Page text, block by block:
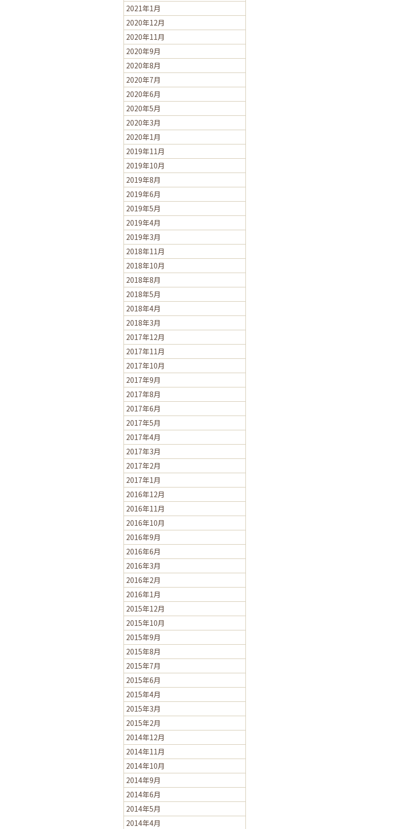
2021年1月
2020年12月
2020年11月
2020年9月
2020年8月
2020年7月
2020年6月
2020年5月
2020年3月
2020年1月
2019年11月
2019年10月
2019年8月
2019年6月
2019年5月
2019年4月
2019年3月
2018年11月
2018年10月
2018年8月
2018年5月
2018年4月
2018年3月
2017年12月
2017年11月
2017年10月
2017年9月
2017年8月
2017年6月
2017年5月
2017年4月
2017年3月
2017年2月
2017年1月
2016年12月
2016年11月
2016年10月
2016年9月
2016年6月
2016年3月
2016年2月
2016年1月
2015年12月
2015年10月
2015年9月
2015年8月
2015年7月
2015年6月
2015年4月
2015年3月
2015年2月
2014年12月
2014年11月
2014年10月
2014年9月
2014年6月
2014年5月
2014年4月